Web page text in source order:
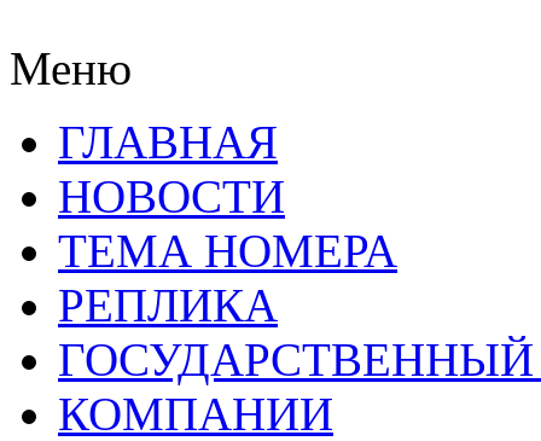
Меню
ГЛАВНАЯ
НОВОСТИ
ТЕМА НОМЕРА
РЕПЛИКА
КОМПАНИИ